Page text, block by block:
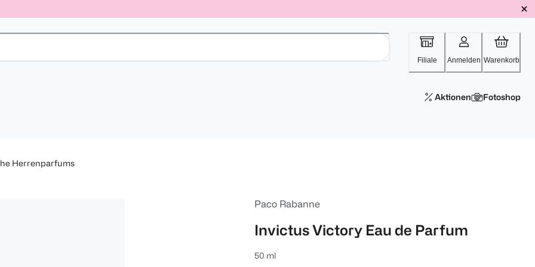
Filiale Anmelden Warenkorb
Aktionen Fotoshop
Herrenparfums
Paco Rabanne
Invictus Victory Eau de Parfum
50 ml